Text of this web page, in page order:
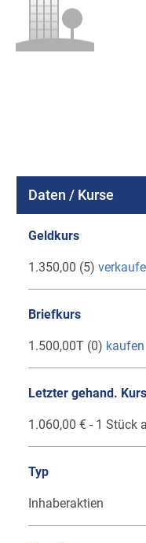
Daten / Kurse
Geldkurs
1.350,00 (5)
Briefkurs
1.500,00T (0) kaufen
Letzter gehand. Kurs
1.060,00 € - 1 Stück
Typ
Inhaberaktien